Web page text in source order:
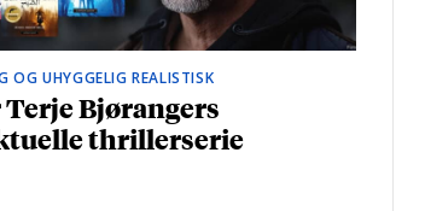
OG UHYGGELIG REALISTISK
Bjørangers
thrillerserie